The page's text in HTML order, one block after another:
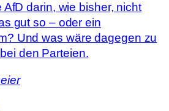
AfD darin, wie bisher, nicht
gut so – oder ein
Und was wäre dagegen zu
den Parteien.